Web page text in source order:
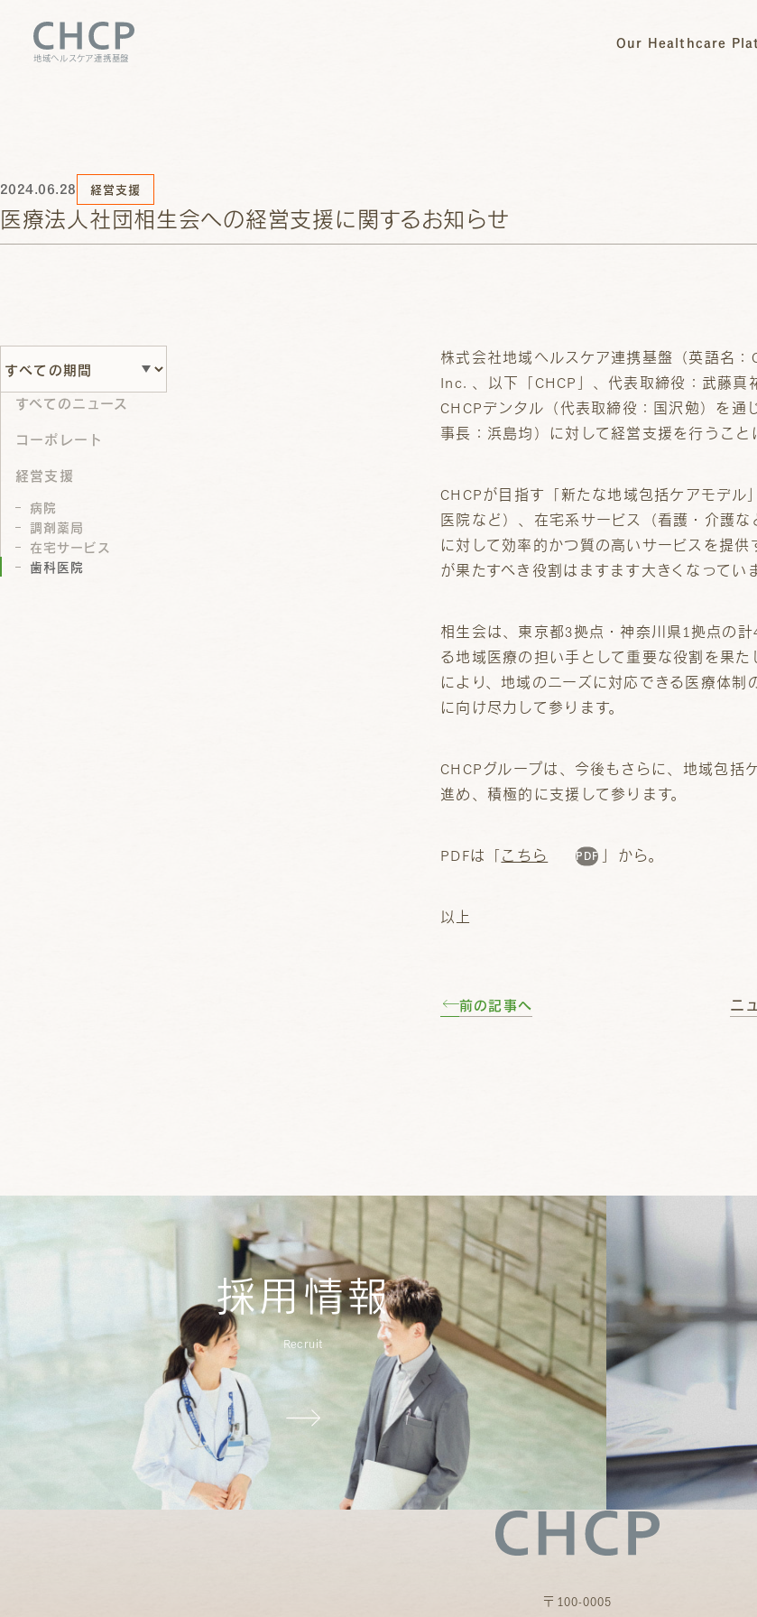
地域ヘルスケア連携基盤
Our Healthcare
2024.06.28 経営支援
医療法人社団相生会への経営支援に関するお知らせ
すべてのニュース
コーポレート
経営支援
病院
調剤薬局
在宅サービス
歯科医院
株式会社地域ヘルスケア連携基盤（英語
Inc. 、以下「CHCP」、代表取締役：武藤
CHCPデンタル（代表取締役：国沢勉）を
事長：浜島均）に対して経営支援を行うこと
CHCPが目指す「新たな地域包括ケアモデ
医院など）、在宅系サービス（看護・介護
に対して効率的かつ質の高いサービスを提
が果たすべき役割はますます大きくなっていま
相生会は、東京都3拠点・神奈川県1拠点の
る地域医療の担い手として重要な役割を果
により、地域のニーズに対応できる医療体
に向け尽力して参ります。
CHCPグループは、今後もさらに、地域包括
進め、積極的に支援して参ります。
PDFは「こちら 」から。
以上
前の記事へ ニ
採用情報
Recruit
〒100-0005